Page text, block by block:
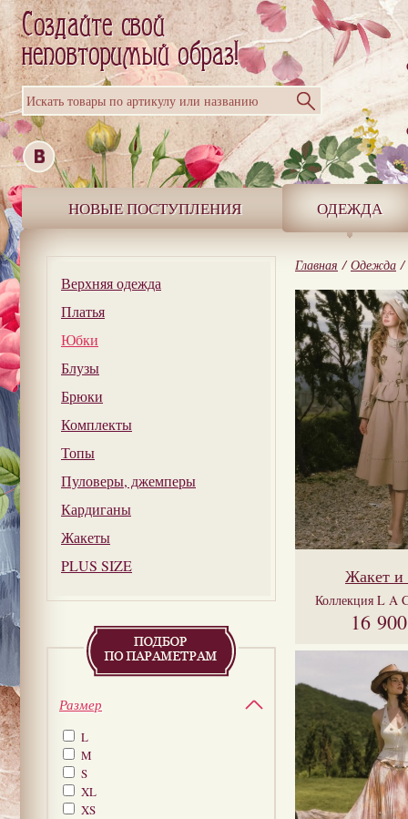
Искать товары по артикулу или названию
НОВЫЕ ПОСТУПЛЕНИЯ ОДЕЖДА
Верхняя одежда
Платья
Юбки
Блузы
Брюки
Комплекты
Топы
Пуловеры, джемперы
Кардиганы
Жакеты
PLUS SIZE
Размер
L
M
S
XL
XS
Главная / Одежда /
Жакет и
Коллекция L A
16